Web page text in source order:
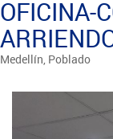
OFICINA-
Medellín, Poblado